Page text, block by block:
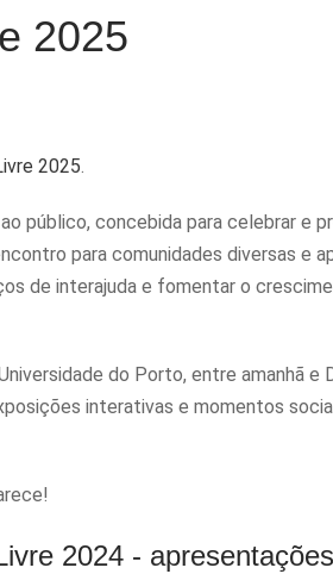
2025
2025.
público, concebida para celebrar e
para comunidades diversas e
de interajuda e fomentar o
do Porto, entre amanhã
interativas e momentos
2024 -